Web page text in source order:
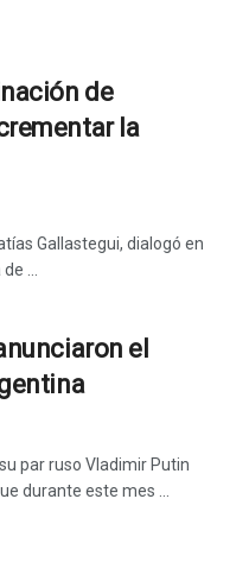
de
la
Gallastegui, dialogó en
...
el
par ruso Vladimir Putin
durante este mes ...